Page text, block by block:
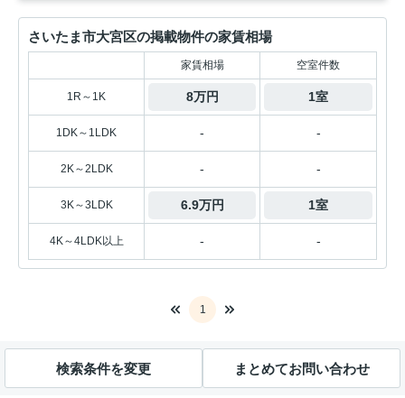
さいたま市大宮区の掲載物件の家賃相場
家賃相場 空室件数
1R～1K 8万円 1室
1DK～1LDK - -
2K～2LDK - -
3K～3LDK 6.9万円 1室
4K～4LDK以上 - -
1
検索条件を変更 まとめてお問い合わせ